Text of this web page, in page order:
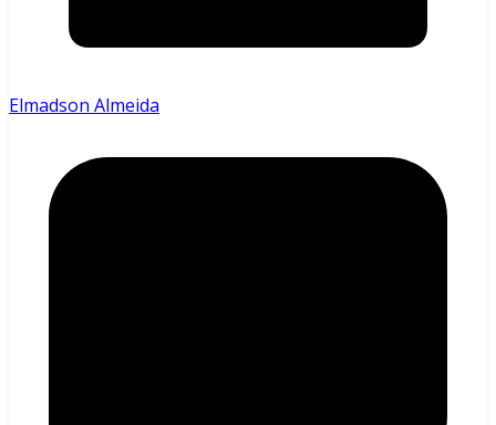
Elmadson Almeida